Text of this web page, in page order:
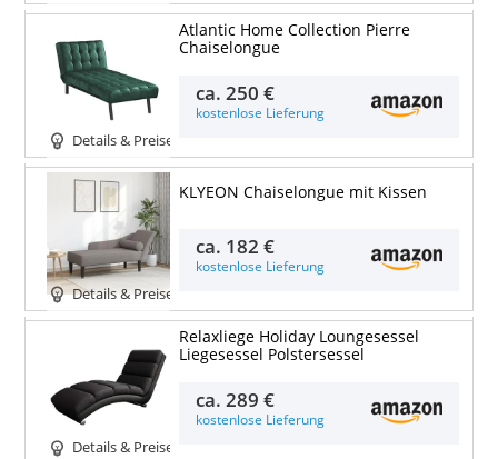
Details & Preise
Atlantic Home Collection Pierre
Chaiselongue
ca.250 €
kostenlose Lieferung
Details & Preise
KLYEON Chaiselongue mit Kissen
ca. 182 €
kostenlose Lieferung
Details & Preise
Relaxliege Holiday Loungesessel
Liegesessel Polstersessel
ca.289 €
kostenlose Lieferung